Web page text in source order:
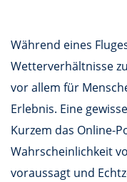
Während eines
Wetterverhältnisse
vor allem für
Erlebnis. Eine
Kurzem das Online-
Wahrscheinlichkeit
voraussagt und